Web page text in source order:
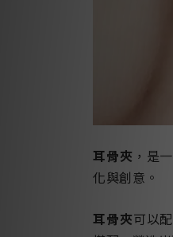
耳骨夾 ，是
化與創意。
耳骨夾可以